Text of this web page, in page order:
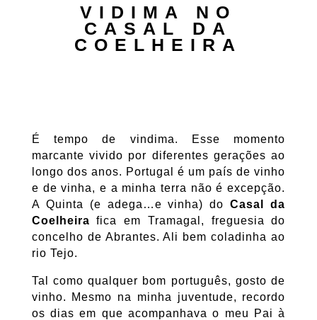
VIDIMA NO
CASAL DA
COELHEIRA
É tempo de vindima. Esse momento
marcante vivido por diferentes gerações ao
longo dos anos. Portugal é um país de vinho
e de vinha, e a minha terra não é excepção.
A Quinta (e adega…e vinha) doCasal da
Coelheira fica em Tramagal, freguesia do
concelho de Abrantes. Ali bem coladinha ao
rio Tejo.
Tal como qualquer bom português, gosto de
vinho. Mesmo na minha juventude, recordo
os dias em que acompanhava o meu Pai à